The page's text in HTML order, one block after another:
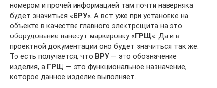
номером и прочей информацией там почти наверняка
будет значиться «ВРУ«. А вот уже при установке на
объекте в качестве главного электрощита на это
оборудование нанесут маркировку «ГРЩ«. Да и в
проектной документации оно будет значиться так же.
То есть получается, что ВРУ— это обозначение
изделия, а ГРЩ — это функциональное назначение,
которое данное изделие выполняет.